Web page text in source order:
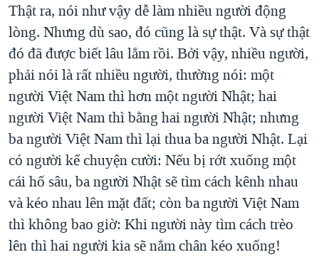
Thật ra, nói như vậy dễ làm nhiều người động
lòng. Nhưng dù sao, đó cũng là sự thật. Và sự thật
đó đã được biết lâu lắm rồi. Bởi vậy, nhiều người,
phải nói là rất nhiều người, thường nói: một
người Việt Nam thì hơn một người Nhật; hai
người Việt Nam thì bằng hai người Nhật; nhưng
ba người Việt Nam thì lại thua ba người Nhật. Lại
có người kể chuyện cười: Nếu bị rớt xuống một
cái hố sâu, ba người Nhật sẽ tìm cách kênh nhau
và kéo nhau lên mặt đất; còn ba người Việt Nam
thì không bao giờ: Khi người này tìm cách trèo
lên thì hai người kia sẽ nắm chân kéo xuống!